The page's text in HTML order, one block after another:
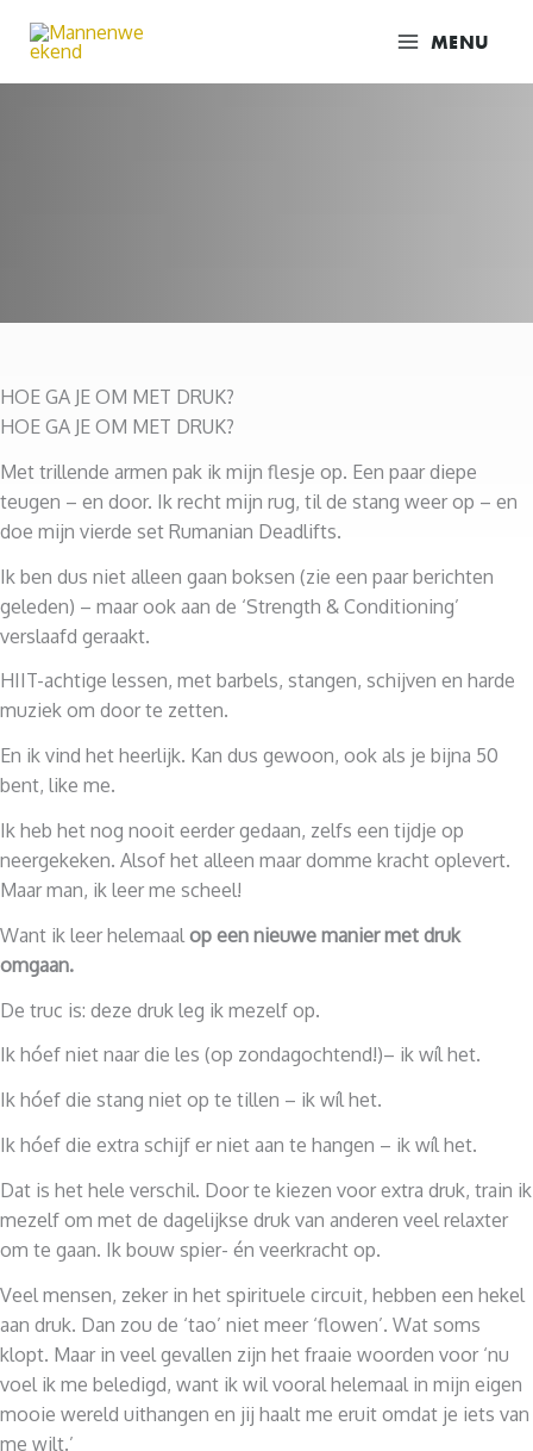
naar
MENU
HOE GA JE OM MET DRUK?
HOE GA JE OM MET DRUK?
Met trillende armen pak ik mijn flesje op. Een paar diepe
teugen – en door. Ik recht mijn rug, til de stang weer op – en
doe mijn vierde set Rumanian Deadlifts.
Ik ben dus niet alleen gaan boksen (zie een paar berichten
geleden) – maar ook aan de ‘Strength & Conditioning’
verslaafd geraakt.
HIIT-achtige lessen, met barbels, stangen, schijven en harde
muziek om door te zetten.
En ik vind het heerlijk. Kan dus gewoon, ook als je bijna 50
bent, like me.
Ik heb het nog nooit eerder gedaan, zelfs een tijdje op
neergekeken. Alsof het alleen maar domme kracht oplevert.
Maar man, ik leer me scheel!
Want ik leer helemaal op een nieuwe manier met druk
omgaan.
De truc is: deze druk leg ik mezelf op.
Ik hóef niet naar die les (op zondagochtend!)– ik wíl het.
Ik hóef die stang niet op te tillen – ik wíl het.
Ik hóef die extra schijf er niet aan te hangen – ik wíl het.
Dat is het hele verschil. Door te kiezen voor extra druk, train ik
mezelf om met de dagelijkse druk van anderen veel relaxter
om te gaan. Ik bouw spier- én veerkracht op.
Veel mensen, zeker in het spirituele circuit, hebben een hekel
aan druk. Dan zou de ‘tao’ niet meer ‘flowen’. Wat soms
klopt. Maar in veel gevallen zijn het fraaie woorden voor ‘nu
voel ik me beledigd, want ik wil vooral helemaal in mijn eigen
mooie wereld uithangen en jij haalt me eruit omdat je iets van
me wilt.’